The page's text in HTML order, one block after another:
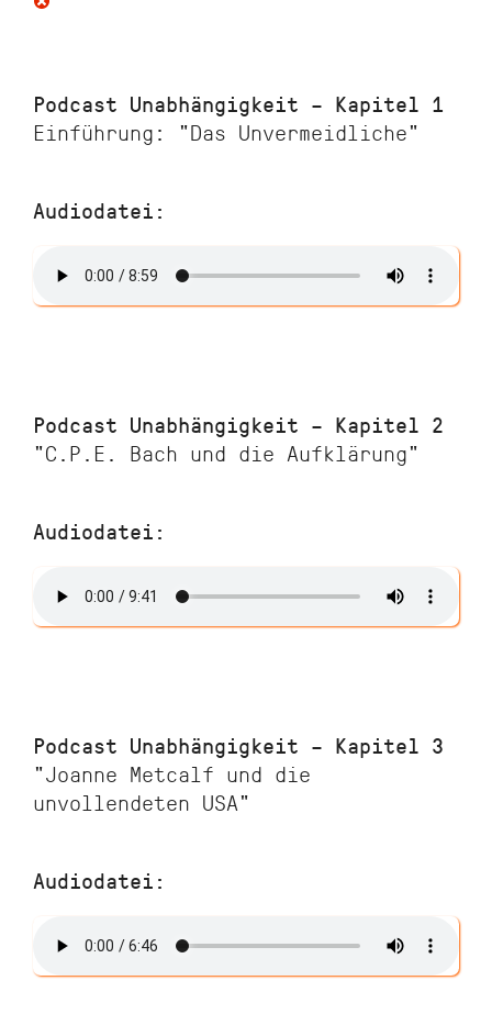
Podcast Unabhängigkeit – Kapitel 1
Einführung: "Das Unvermeidliche"
Audiodatei:
Podcast Unabhängigkeit – Kapitel 2
"C.P.E. Bach und die Aufklärung"
Audiodatei:
Podcast Unabhängigkeit – Kapitel 3
"Joanne Metcalf und die
unvollendeten USA"
Audiodatei: